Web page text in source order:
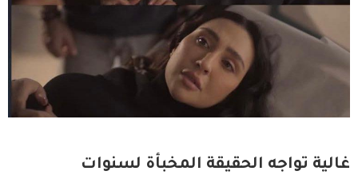
غالية تواجه الحقيقة المخبأة لسنوات